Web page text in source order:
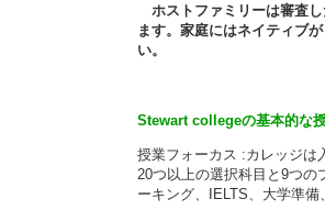
ホストファミリーは審査
ます。家庭にはネイティブ
い。
Stewart collegeの基本的な
授業フォーカス :カレッジは
20つ以上の選択科目と9つの
ーキング、IELTS、大学準